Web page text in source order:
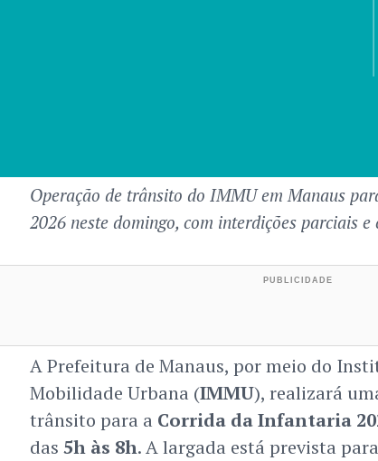
Operação de trânsito do IMMU em Manaus
2026 neste domingo, com interdições parciais
A Prefeitura de Manaus, por meio do
Mobilidade Urbana (IMMU), realizará
trânsito para a Corrida da Infantaria
das 5h às 8h. A largada está prevista